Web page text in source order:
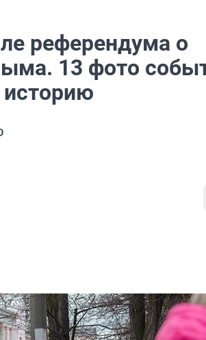
референдума о
13 фото
историю